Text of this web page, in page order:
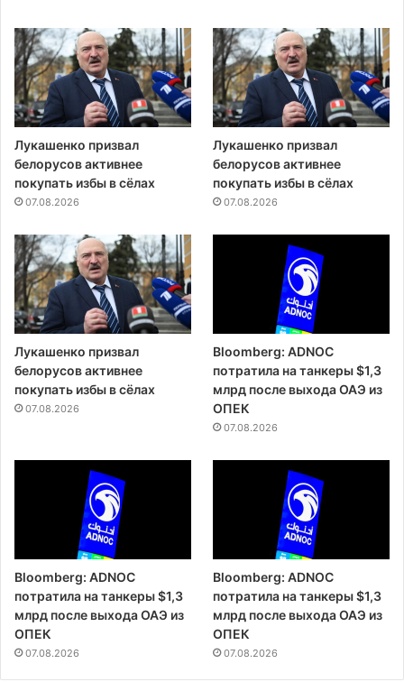
Лукашенко призвал
белорусов активнее
покупать избы в сёлах
07.08.2026
Лукашенко призвал
белорусов активнее
покупать избы в сёлах
07.08.2026
Лукашенко призвал
белорусов активнее
покупать избы в сёлах
07.08.2026
Bloomberg: ADNOC
потратила на танкеры $1,3
млрд после выхода ОАЭ из
ОПЕК
07.08.2026
Bloomberg: ADNOC
потратила на танкеры $1,3
млрд после выхода ОАЭ из
ОПЕК
07.08.2026
Bloomberg: ADNOC
потратила на танкеры $1,3
млрд после выхода ОАЭ из
ОПЕК
07.08.2026